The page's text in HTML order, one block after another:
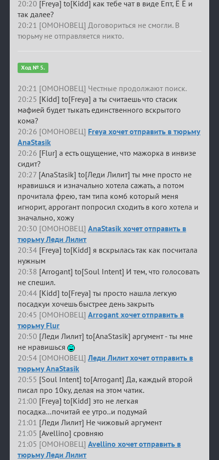
20:20 [Freya] to[Kidd] как тебе чат в виде Епт, Ё Ё и
так далее?
20:21 [ОМОНОВЕЦ] Договориться не смогли. В
тюрьму не отправляется никто.
Ход № 5.
20:21 [ОМОНОВЕЦ] Честные продолжают поиск.
20:25 [Kidd] to[Freya] а ты считаешь что стасик
мафией будет тыкать единственного вскрытого
кома?
20:26 [ОМОНОВЕЦ] Freya хочет отправить в тюрьму
AnaStasik
20:26 [Flur] а есть ощущение, что мажорка в инвизе
сидит?
20:27 [AnaStasik] to[Леди Лилит] ты мне просто не
нравишься и изначально хотела сажать, а потом
прочитала фрею, там типа ком6 который меня
игнорит, аррогант попросил сходить в кого хотела и
значально, хожу
20:30 [ОМОНОВЕЦ] AnaStasik хочет отправить в
тюрьму Леди Лилит
20:34 [Freya] to[Kidd] я вскрылась так как посчитала
нужным
20:38 [Arrogant] to[Soul Intent] И тем, что голосовать
не спешил.
20:44 [Kidd] to[Freya] ты просто нашла легкую
посадкуи хочешь быстрее день закрыть
20:45 [ОМОНОВЕЦ] Arrogant хочет отправить в
тюрьму Flur
20:50 [Леди Лилит] to[AnaStasik] аргумент - ты мне
не нравишься
20:54 [ОМОНОВЕЦ] Леди Лилит хочет отправить в
тюрьму AnaStasik
20:55 [Soul Intent] to[Arrogant] Да, каждый второй
писал про 10ку, делая на этом чатик.
21:00 [Freya] to[Kidd] это не легкая
посадка...почитай ее утро..и подумай
21:01 [Леди Лилит] Не чижовый аргумент
21:05 [Avellino] сровняю
21:05 [ОМОНОВЕЦ] Avellino хочет отправить в
тюрьму Леди Лилит